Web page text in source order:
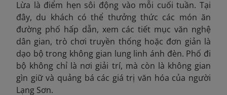
Lừa là điểm hẹn sôi động vào mỗi cuối tuần. Tại
đây, du khách có thể thưởng thức các món ăn
đường phố hấp dẫn, xem các tiết mục văn nghệ
dân gian, trò chơi truyền thống hoặc đơn giản là
dạo bộ trong không gian lung linh ánh đèn. Phố đi
bộ không chỉ là nơi giải trí, mà còn là không gian
gìn giữ và quảng bá các giá trị văn hóa của người
Lạng Sơn.